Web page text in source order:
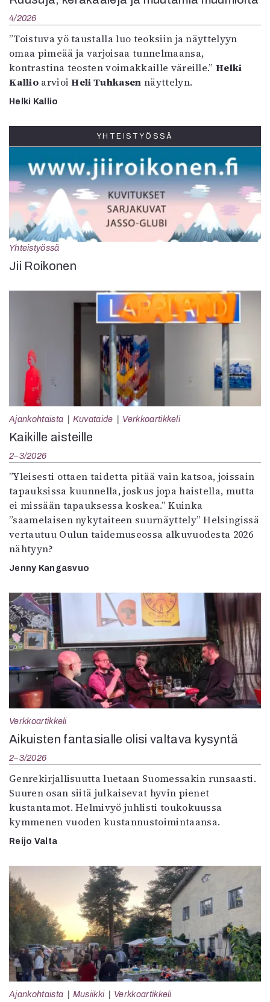
4/2026
”Toistuva yö taustalla luo teoksiin ja näyttelyyn
omaa pimeää ja varjoisaa tunnelmaansa,
kontrastina teosten voimakkaille väreille.”Helki
KallioarvioiHeli Tuhkasen näyttelyn.
Helki Kallio
YHTEISTYÖSSÄ
Yhteistyössä
Jii Roikonen
Ajankohtaista Kuvataide Verkkoartikkeli
Kaikille aisteille
2–3/2026
”Yleisesti ottaen taidetta pitää vain katsoa, joissain
tapauksissa kuunnella, joskus jopa haistella, mutta
ei missään tapauksessa koskea.” Kuinka
”saamelaisen nykytaiteen suurnäyttely” Helsingissä
vertautuu Oulun taidemuseossa alkuvuodesta 2026
nähtyyn?
Jenny Kangasvuo
Verkkoartikkeli
Aikuisten fantasialle olisi valtava kysyntä
2–3/2026
Genrekirjallisuutta luetaan Suomessakin runsaasti.
Suuren osan siitä julkaisevat hyvin pienet
kustantamot. Helmivyö juhlisti toukokuussa
kymmenen vuoden kustannustoimintaansa.
Reijo Valta
Ajankohtaista Musiikki Verkkoartikkeli